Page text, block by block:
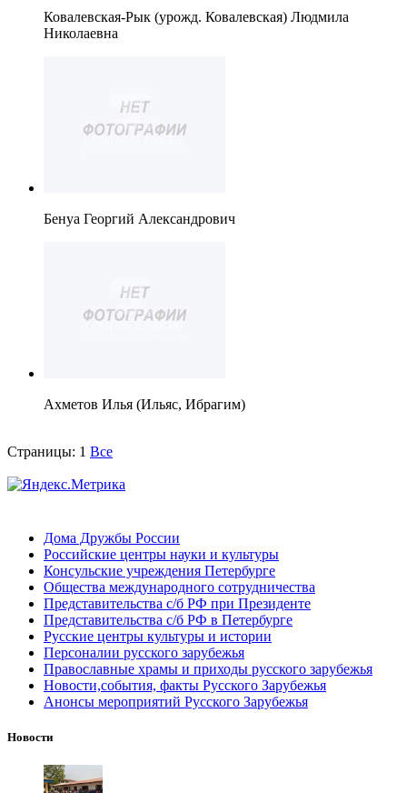
Ковалевская-Рык (урожд. Ковалевская) Людмила
Николаевна
Бенуа Георгий Александрович
Ахметов Илья (Ильяс, Ибрагим)
Страницы: 1 Все
Дома Дружбы России
Российские центры науки и культуры
Консульские учреждения Петербурге
Общества международного сотрудничества
Представительства с/б РФ при Президенте
Представительства с/б РФ в Петербурге
Русские центры культуры и истории
Персоналии русского зарубежья
Православные храмы и приходы русского зарубежья
Новости,события, факты Русского Зарубежья
Анонсы мероприятий Русского Зарубежья
Новости